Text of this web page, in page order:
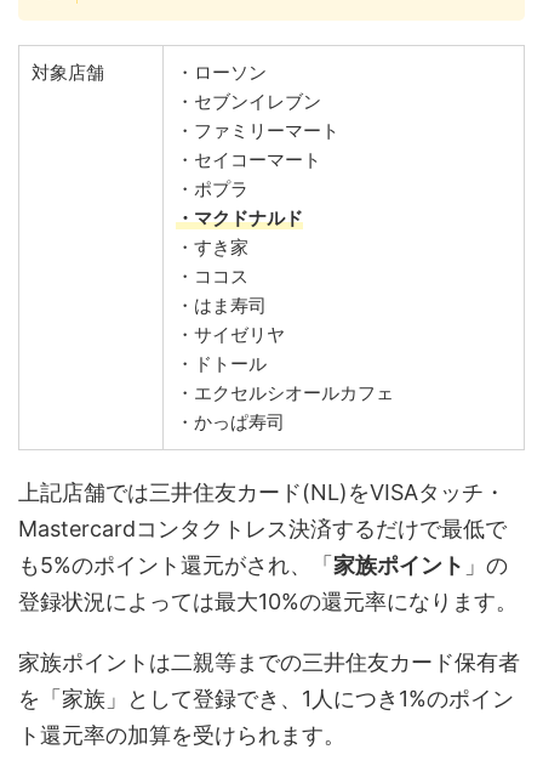
対象店舗
・ローソン
・セブンイレブン
・ファミリーマート
・セイコーマート
・ポプラ
・マクドナルド
・すき家
・ココス
・はま寿司
・サイゼリヤ
・ドトール
・エクセルシオールカフェ
・かっぱ寿司
上記店舗では三井住友カード(NL)をVISAタッチ・
Mastercardコンタクトレス決済するだけで最低で
も5%のポイント還元がされ、「 家族ポイント 」の
登録状況によっては最大10%の還元率になります。
家族ポイントは二親等までの三井住友カード保有者
を「家族」として登録でき、1人につき1%のポイン
ト還元率の加算を受けられます。